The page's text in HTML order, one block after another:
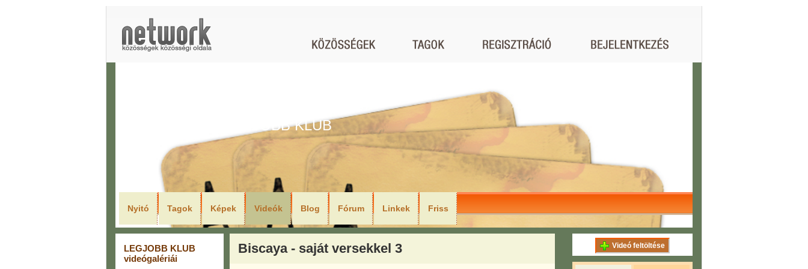
LEGJOBB KLUB
Nyitó Tagok Képek Videók Blog Fórum Linkek Friss
LEGJOBB KLUB
videógalériái
Biscaya - saját versekkel 3 Videó feltöltése